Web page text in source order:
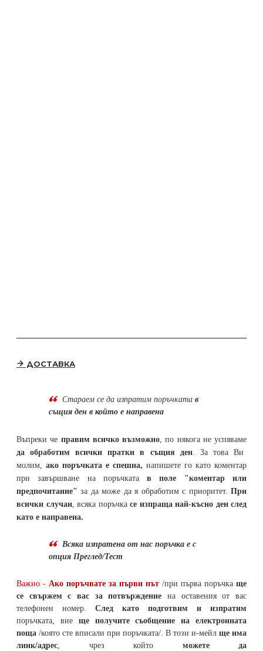
ДОСТАВКА
Стараем се да изпратим поръчката в
същия ден в който е направена
Въпреки че правим всичко възможно, по някога не успяваме
да обработим всички пратки в същия ден. За това Ви
молим, ако поръчката е спешна, напишете го като коментар
при завършване на поръчкатав поле "коментар или
предпочитание" за да може да я обработим с приоритет. При
всички случаи, всяка поръчка се изпраща най-късно ден след
като е направена.
Всяка изпратена от нас поръчка е с
опция Преглед/Тест
Важно - Ако поръчвате за първи път /при първа поръчка ще
се свържем с вас за потвърждение на оставения от вас
телефонен номер. След като подготвим и изпратим
поръчката, вие ще получите съобщение на електронната
поща /която сте вписали при поръчката/. В този и-мейл ще има
линк/адрес, чрез който можете да